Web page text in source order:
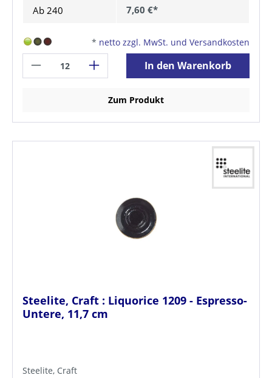
Ab 240 7,60 €*
* netto zzgl. MwSt. und Versandkosten
In den Warenkorb
Zum Produkt
Steelite, Craft : Liquorice 1209 - Espresso-
Untere, 11,7 cm
Steelite, Craft